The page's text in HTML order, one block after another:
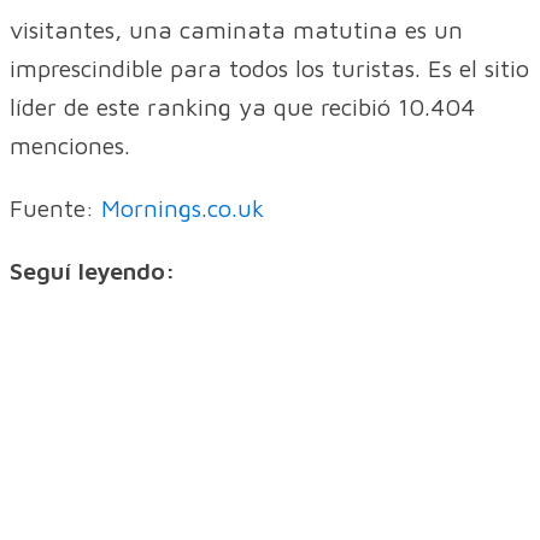
visitantes, una caminata matutina es un
imprescindible para todos los turistas. Es el sitio
líder de este ranking ya que recibió 10.404
menciones.
Fuente: Mornings.co.uk
Seguí leyendo: